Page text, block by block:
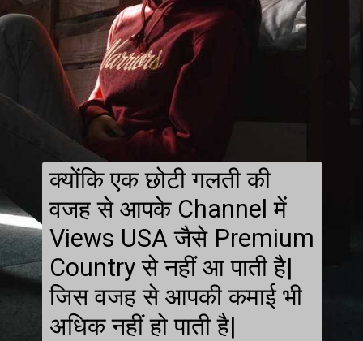
क्योंकि एक छोटी गलती की
वजह से आपके Channel में
Views USA जैसे Premium
Country से नहीं आ पाती है|
जिस वजह से आपकी कमाई भी
अधिक नहीं हो पाती है|